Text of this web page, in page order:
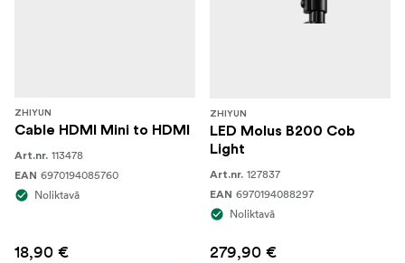
ZHIYUN
Cable HDMI Mini to HDMI
Art.nr. 113478
EAN 6970194085760
Noliktavā
18,90 €
ZHIYUN
LED Molus B200 Cob
Light
Art.nr. 127837
EAN 6970194088297
Noliktavā
279,90 €